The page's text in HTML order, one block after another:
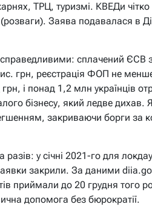
ТРЦ, туризмі. КВЕДи чітко
Заява подавалася в
сплачений ЄСВ
грн, реєстрація ФОП не
і понад 1,2 млн українців
бізнесу, який ледве дихав.
закриваючи борги за
у січні 2021-го для
закрили. За даними
приймали до 20 грудня того
допомога без бюрократії.